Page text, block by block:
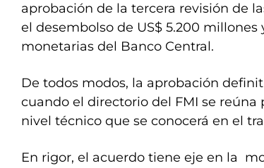
aprobación de la tercera revisión de
el desembolso de US$ 5.200
monetarias del Banco Central.
De todos modos, la aprobación
cuando el directorio del FMI se reúna
nivel técnico que se conocerá en el
En rigor, el acuerdo tiene eje en la